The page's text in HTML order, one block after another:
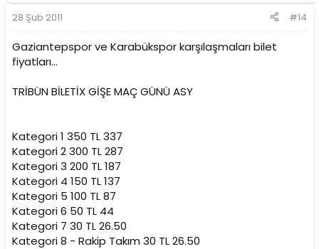
28 Şub 2011 #14
Gaziantepspor ve Karabükspor karşılaşmaları bilet
fiyatları...
TRİBÜN BİLETİX GİŞE MAÇ GÜNÜ ASY
Kategori 1 350 TL 337
Kategori 2 300 TL 287
Kategori 3 200 TL 187
Kategori 4 150 TL 137
Kategori 5 100 TL 87
Kategori 6 50 TL 44
Kategori 7 30 TL 26.50
Kategori 8 - Rakip Takım 30 TL 26.50